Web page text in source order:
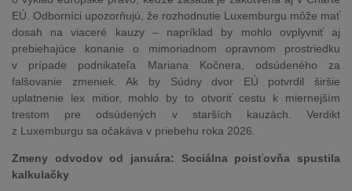
EÚ. Odborníci upozorňujú, že rozhodnutie Luxemburgu môže mať
dosah na viaceré kauzy – napríklad by mohlo ovplyvniť aj
prebiehajúce konanie o mimoriadnom opravnom prostriedku
v prípade podnikateľa Mariana Kočnera, odsúdeného za
falšovanie zmeniek. Ak by Súdny dvor EÚ potvrdil širšie
uplatnenie lex mitior, mohlo by to otvoriť cestu k miernejším
trestom pre odsúdených v starších kauzách. Verdikt
z Luxemburgu sa očakáva v priebehu roka 2026.
Zmeny odvodov od januára: Sociálna poisťovňa spustila
kalkulačky